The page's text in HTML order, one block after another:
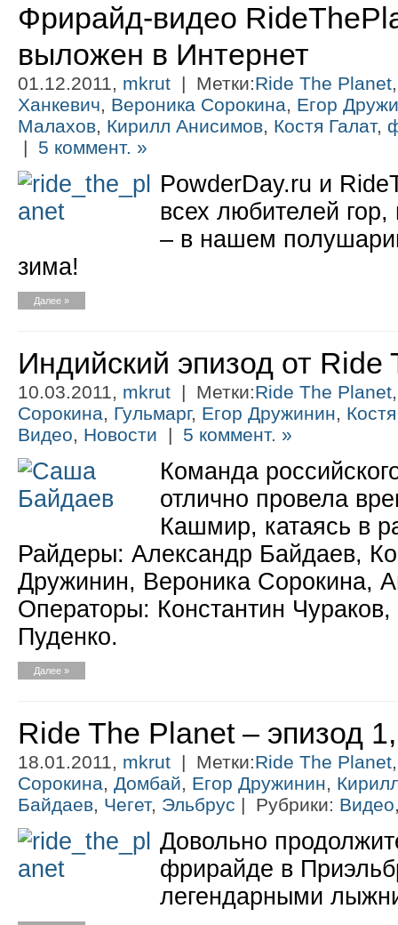
Фрирайд-видео
выложен в Интернет
01.12.2011, mkrut | Метки:Ride The Planet
Ханкевич, Вероника Сорокина, Егор
Малахов, Кирилл Анисимов, Костя Галат,
| 5 коммент. »
PowderDay.ru и
всех любителей
– в нашем
зима!
Далее »
Индийский эпизод от Ride
10.03.2011, mkrut | Метки:Ride The Planet
Сорокина, Гульмарг, Егор Дружинин,
Видео, Новости | 5 коммент. »
Команда
отлично провела
Кашмир, катаясь в
Райдеры: Александр Байдаев,
Дружинин, Вероника Сорокина,
Операторы: Константин
Пуденко.
Далее »
Ride The Planet – эпизод
18.01.2011, mkrut | Метки:Ride The Planet
Сорокина, Домбай, Егор Дружинин,
Байдаев, Чегет, Эльбрус | Рубрики: Видео
Довольно
фрирайде в
легендарными